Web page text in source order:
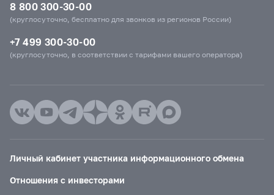
8 800 300-30-00
(круглосуточно, бесплатно для звонков из регионов России)
+7 499 300-30-00
(круглосуточно, в соответствии с тарифами вашего оператора)
Личный кабинет участника информационного обмена
Отношения с инвесторами